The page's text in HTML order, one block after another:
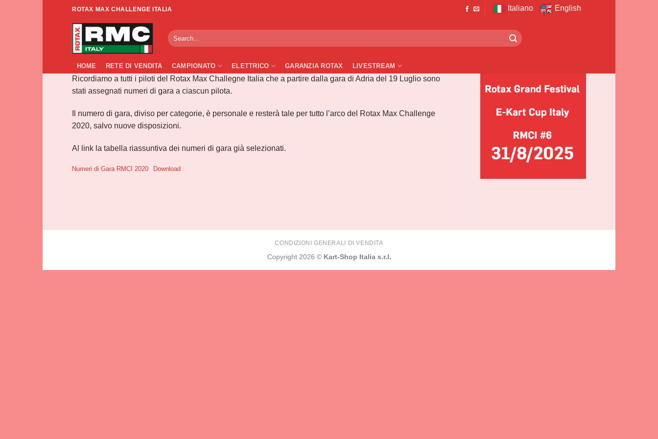
ROTAX MAX CHALLENGE ITALIA Italiano English
HOME RETE DI VENDITA CAMPIONATO ELETTRICO GARANZIA ROTAX LIVESTREAM
Ricordiamo a tutti i piloti del Rotax Max Challegne Italia che a partire dalla gara di Adria del 19 Luglio sono
stati assegnati numeri di gara a ciascun pilota.
Il numero di gara, diviso per categorie, è personale e resterà tale per tutto l’arco del Rotax Max Challenge
2020, salvo nuove disposizioni.
Al link la tabella riassuntiva dei numeri di gara già selezionati.
Numeri di Gara RMCI 2020 Download
CONDIZIONI GENERALI DI VENDITA
Copyright 2026 © Kart-Shop Italia s.r.l.